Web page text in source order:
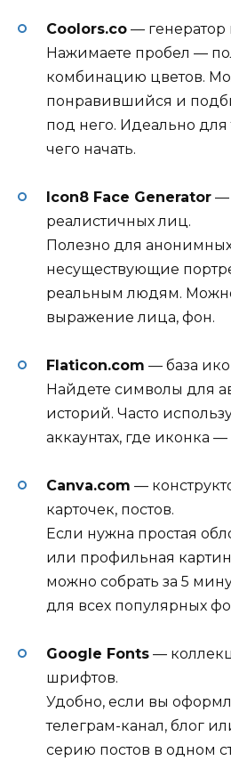
Coolors.co — генератор
Нажимаете пробел —
комбинацию цветов.
понравившийся и
под него. Идеально для
чего начать.
Icon8 Face Generator —
реалистичных лиц.
Полезно для анонимных
несуществующие
реальным людям. Можно
выражение лица, фон.
Flaticon.com — база
Найдете символы для
историй. Часто
аккаунтах, где иконка —
Canva.com —
карточек, постов.
Если нужна простая
или профильная
можно собрать за 5
для всех популярных
Google Fonts —
шрифтов.
Удобно, если вы
телеграм-канал, блог
серию постов в одном